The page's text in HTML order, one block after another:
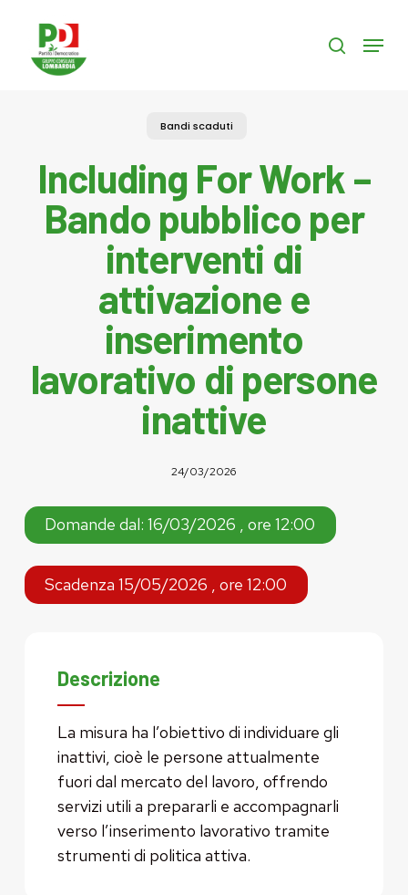
content
search
Menu
Bandi scaduti
Including For Work –
Bando pubblico per
interventi di
attivazione e
inserimento
lavorativo di persone
inattive
24/03/2026
Domande dal: 16/03/2026 , ore 12:00
Scadenza 15/05/2026 , ore 12:00
Descrizione
La misura ha l’obiettivo di individuare gli
inattivi, cioè le persone attualmente
fuori dal mercato del lavoro, offrendo
servizi utili a prepararli e accompagnarli
verso l’inserimento lavorativo tramite
strumenti di politica attiva.